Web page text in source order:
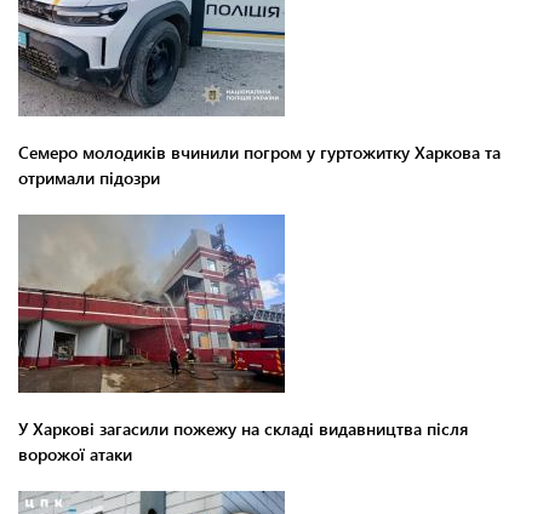
Семеро молодиків вчинили погром у гуртожитку Харкова та
отримали підозри
У Харкові загасили пожежу на складі видавництва після
ворожої атаки